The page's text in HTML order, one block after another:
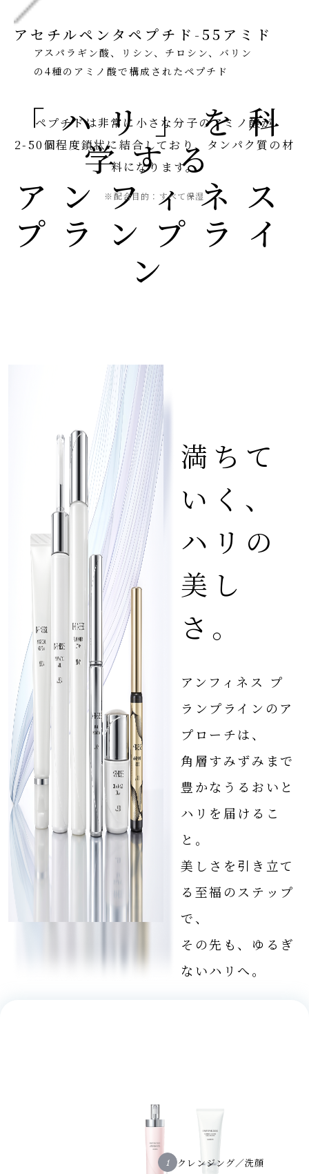
アセチルペンタペプチド-55アミド
アスパラギン酸、リシン、チロシン、バリン
の4種のアミノ酸で構成されたペプチド
ペプチドは非常に小さな分子のアミノ酸が
2-50個程度鎖状に結合しており、タンパク質の材
料になります。
※配合目的：すべて保湿
「ハリ」を科
学する
アンフィネス
プランプライ
ン
満ちて
いく、
ハリの
美し
さ。
アンフィネス プ
ランプラインのア
プローチは、
角層すみずみまで
豊かなうるおいと
ハリを届けるこ
と。
美しさを引き立て
る至福のステップ
で、
その先も、ゆるぎ
ないハリへ。
1 クレンジング／洗顔